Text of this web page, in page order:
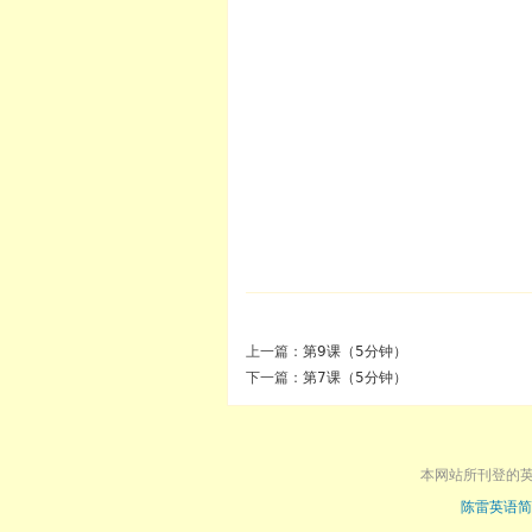
上一篇： 第9课（5分钟）
下一篇： 第7课（5分钟）
本网站所刊登的
陈雷英语